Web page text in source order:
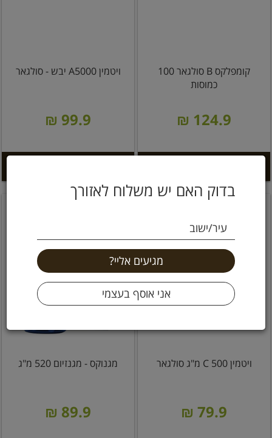
בדוק האם יש משלוח לאזורך
עיר/ישוב
קומפלקס B סולגאר 100
כמוסות
124.9 ₪
ויטמין A5000 יבש - סולגאר
99.9 ₪
ויטמין C 500 מ"ג סולגאר
79.9 ₪
מגנוקס - מגנזיום 520 מ"ג
89.9 ₪